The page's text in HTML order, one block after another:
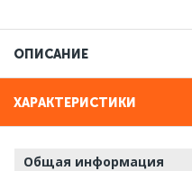
ОПИСАНИЕ
ХАРАКТЕРИСТИКИ
Общая информация